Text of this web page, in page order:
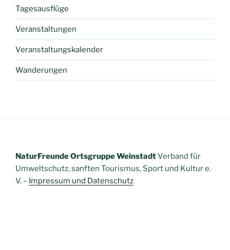
Tagesausflüge
Veranstaltungen
Veranstaltungskalender
Wanderungen
NaturFreunde Ortsgruppe WeinstadtVerband für
Umweltschutz, sanften Tourismus, Sport und Kultur e.
V. – Impressum und Datenschutz